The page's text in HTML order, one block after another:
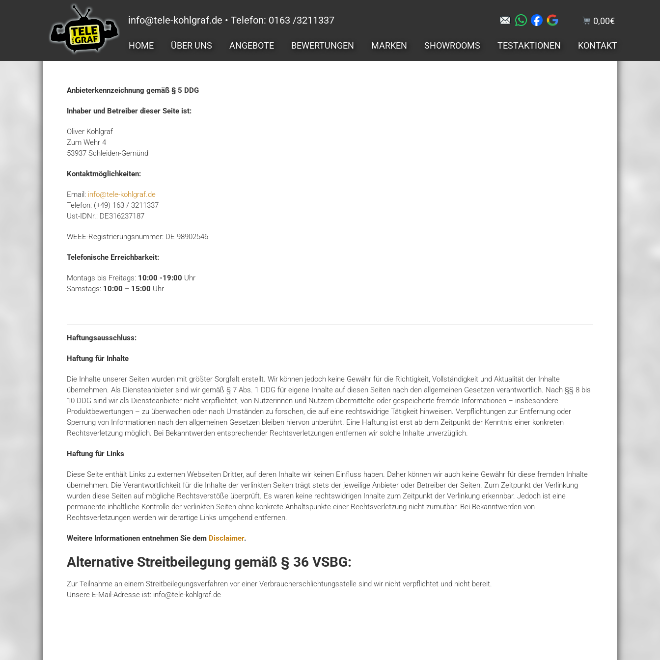
info@tele-kohlgraf.de • Telefon: 0163 /3211337 0,00€
HOME ÜBER UNS ANGEBOTE BEWERTUNGEN MARKEN SHOWROOMS TESTAKTIONEN KONTAKT
Anbieterkennzeichnung gemäß § 5 DDG
Inhaber und Betreiber dieser Seite ist:
Oliver Kohlgraf
Zum Wehr 4
53937 Schleiden-Gemünd
Kontaktmöglichkeiten:
Email: info@tele-kohlgraf.de
Telefon: (+49) 163 / 3211337
Ust-IDNr.: DE316237187
WEEE-Registrierungsnummer: DE 98902546
Telefonische Erreichbarkeit:
Montags bis Freitags: 10:00 -19:00 Uhr
Samstags: 10:00 – 15:00 Uhr
Haftungsausschluss:
Haftung für Inhalte
Die Inhalte unserer Seiten wurden mit größter Sorgfalt erstellt. Wir können jedoch keine Gewähr für die Richtigkeit, Vollständigkeit und Aktualität der Inhalte
übernehmen. Als Diensteanbieter sind wir gemäß § 7 Abs. 1 DDG für eigene Inhalte auf diesen Seiten nach den allgemeinen Gesetzen verantwortlich. Nach §§ 8 bis
10 DDG sind wir als Diensteanbieter nicht verpflichtet, von Nutzerinnen und Nutzern übermittelte oder gespeicherte fremde Informationen – insbesondere
Produktbewertungen – zu überwachen oder nach Umständen zu forschen, die auf eine rechtswidrige Tätigkeit hinweisen. Verpflichtungen zur Entfernung oder
Sperrung von Informationen nach den allgemeinen Gesetzen bleiben hiervon unberührt. Eine Haftung ist erst ab dem Zeitpunkt der Kenntnis einer konkreten
Rechtsverletzung möglich. Bei Bekanntwerden entsprechender Rechtsverletzungen entfernen wir solche Inhalte unverzüglich.
Haftung für Links
Diese Seite enthält Links zu externen Webseiten Dritter, auf deren Inhalte wir keinen Einfluss haben. Daher können wir auch keine Gewähr für diese fremden Inhalte
übernehmen. Die Verantwortlichkeit für die Inhalte der verlinkten Seiten trägt stets der jeweilige Anbieter oder Betreiber der Seiten. Zum Zeitpunkt der Verlinkung
wurden diese Seiten auf mögliche Rechtsverstöße überprüft. Es waren keine rechtswidrigen Inhalte zum Zeitpunkt der Verlinkung erkennbar. Jedoch ist eine
permanente inhaltliche Kontrolle der verlinkten Seiten ohne konkrete Anhaltspunkte einer Rechtsverletzung nicht zumutbar. Bei Bekanntwerden von
Rechtsverletzungen werden wir derartige Links umgehend entfernen.
Weitere Informationen entnehmen Sie dem Disclaimer.
Alternative Streitbeilegung gemäß § 36 VSBG:
Zur Teilnahme an einem Streitbeilegungsverfahren vor einer Verbraucherschlichtungsstelle sind wir nicht verpflichtet und nicht bereit.
Unsere E-Mail-Adresse ist: info@tele-kohlgraf.de